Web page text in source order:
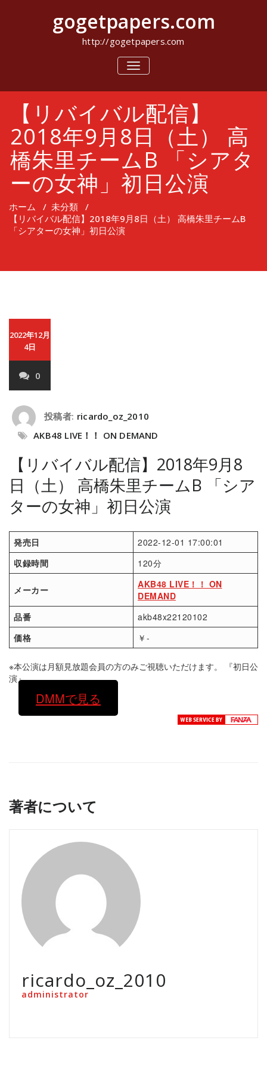
キ
gogetpapers.com
http://gogetpapers.com
ナ
ビ
シ
ョ
ン
を
切
替
え
【リバイバル配信】
2018年9月8日（土） 高
橋朱里チームB 「シアタ
ーの女神」初日公演
ホーム / 未分類 /
【リバイバル配信】2018年9月8日（土） 高橋朱里チームB
「シアターの女神」初日公演
2022年12月
4日
0
投稿者: ricardo_oz_2010
AKB48 LIVE！！ ON DEMAND
【リバイバル配信】2018年9月8
日（土） 高橋朱里チームB 「シア
ターの女神」初日公演
発売日
2022-12-01 17:00:01
収録時間
120分
メーカー
AKB48 LIVE！！ ON
DEMAND
品番
akb48x22120102
価格
￥-
※本公演は月額見放題会員の方のみご視聴いただけます。 『初日公
演』
DMMで見る
著者について
ricardo_oz_2010
administrator